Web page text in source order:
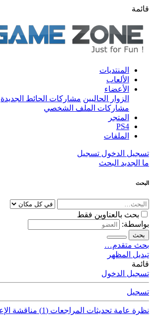
قائمة
المنتديات
الألعاب
الأعضاء
الزوار الحاليين مشاركات الحائط الجديدة
مشاركات الملف الشخصي
المتجر
PS4
الملفات
تسجيل الدخول تسجيل
ما الجديد البحث
البحث
بحث بالعناوين فقط
بواسطة:
بحث
بحث متقدم…
تبديل المظهر
قائمة
تسجيل الدخول
تسجيل
نظرة عامة تحديثات المراجعات (1) مناقشة